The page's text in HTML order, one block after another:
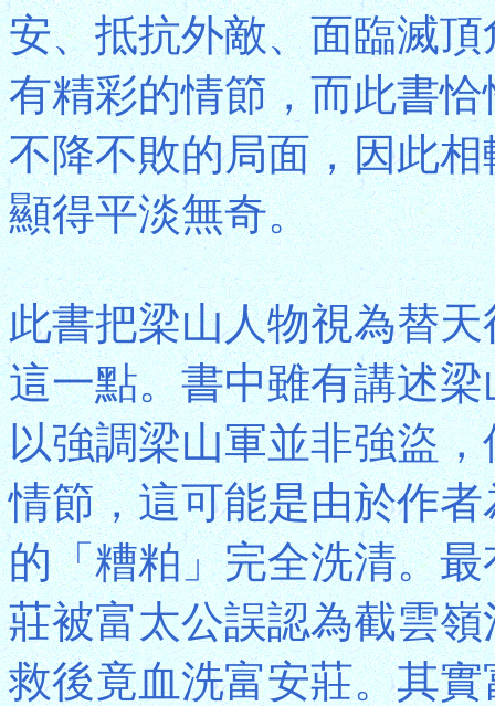
安、抵抗外敵、面臨滅
有精彩的情節，而此書
不降不敗的局面，因此
顯得平淡無奇。
此書把梁山人物視為替
這一點。書中雖有講述
以強調梁山軍並非強盜
情節，這可能是由於作
的「糟粕」完全洗清。
莊被富太公誤認為截雲
救後竟血洗富安莊。其